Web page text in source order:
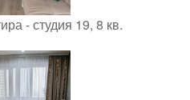
- студия 19, 8 кв.